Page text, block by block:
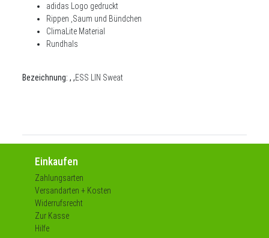
adidas Logo gedruckt
Rippen ,Saum und Bündchen
ClimaLite Material
Rundhals
Bezeichnung: , ,ESS LIN Sweat
Einkaufen
Zahlungsarten
Versandarten + Kosten
Widerrufsrecht
Zur Kasse
Hilfe